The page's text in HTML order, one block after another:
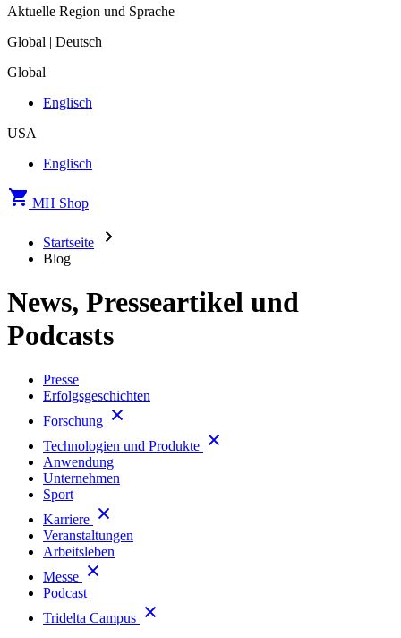
Aktuelle Region und Sprache
Global | Deutsch
Global
Englisch
USA
Englisch
MH Shop
Startseite
Blog
News, Presseartikel und
Podcasts
Presse
Erfolgsgeschichten
Forschung
Technologien und Produkte
Anwendung
Unternehmen
Sport
Karriere
Veranstaltungen
Arbeitsleben
Messe
Podcast
Tridelta Campus